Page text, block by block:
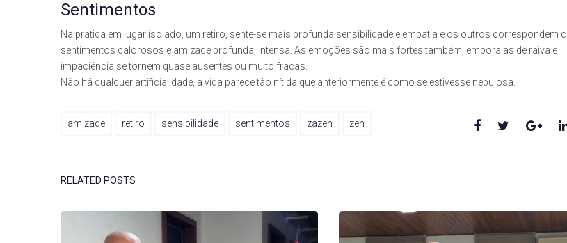
Sentimentos
Na prática em lugar isolado, um retiro, sente-se mais profunda sensibilidade e empatia e os outros correspondem
sentimentos calorosos e amizade profunda, intensa. As emoções são mais fortes também, embora as de raiva e
impaciência se tornem quase ausentes ou muito fracas.
Não há qualquer artificialidade, a vida parece tão nítida que anteriormente é como se estivesse nebulosa.
amizade retiro sensibilidade sentimentos zazen zen Facebook
Twitter
RELATED POSTS